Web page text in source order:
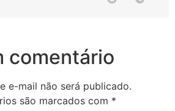
comentário
e-mail não será publicado.
são marcados com *